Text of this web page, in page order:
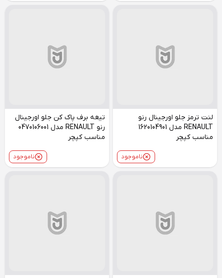
لنت ترمز جلو اورجینال رنو
RENAULT مدل 1620104901
مناسب کپچر
ناموجود
تیغه برف پاک کن جلو اورجینال
رنو RENAULT مدل 0470106001
مناسب کپچر
ناموجود